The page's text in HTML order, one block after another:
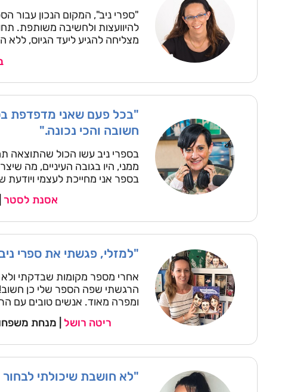
"ספרי ניב", המקום הנכון עבור
להיוועצות ולחשיבה משותפת.
מצליחה להגיע ליעד הגיוס, ללא
"בכל פעם שאני מדפדפת
חשובה והכי נכונה."
בספרי ניב עשו הכול שהתוצאה
ממני, היו בגובה העיניים, מה
בספר אני מחייכת לעצמי
אסנת לסטר
"למזלי, פגשתי את ספרי
אחרי מספר מקומות שבדקתי
הרגשתי שפה הספר שלי כן
ומפרה מאוד. אנשים טובים עם
ריטה רושל| מנחת
"לא חושבת שיכולתי